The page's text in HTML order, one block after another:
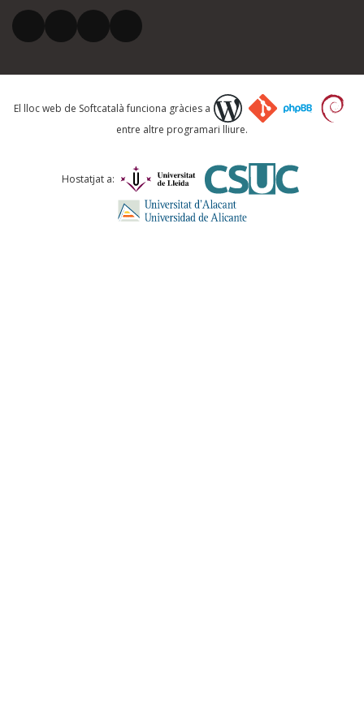
El vostre correu electrònic *
Què proposeu?
Comentari *
El lloc web de Softcatalà funciona gràcies a
entre altre programari lliure.
Hostatjat a: